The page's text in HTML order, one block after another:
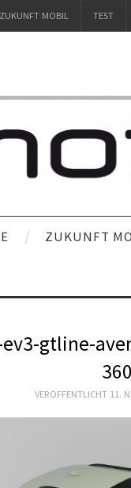
ZUKUNFT MOBIL TEST
ZUKUNFT
gtline-
VERÖFFENTLICHT 11.